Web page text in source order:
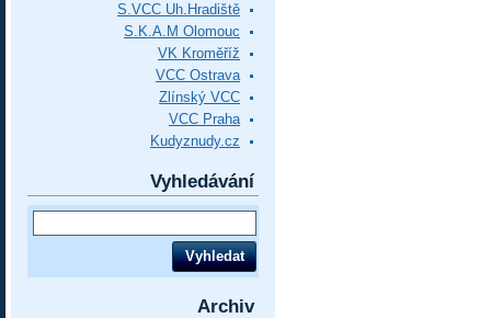
S.VCC Uh.Hradiště
S.K.A.M Olomouc
VK Kroměříž
VCC Ostrava
Zlínský VCC
VCC Praha
Kudyznudy.cz
Vyhledávání
Archiv